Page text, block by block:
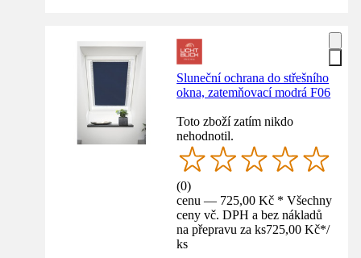
Sluneční ochrana do střešního
okna, zatemňovací modrá F06
Toto zboží zatím nikdo
nehodnotil.
(0)
cenu — 725,00 Kč * Všechny
ceny vč. DPH a bez nákladů
na přepravu za ks725,00 Kč*/
ks